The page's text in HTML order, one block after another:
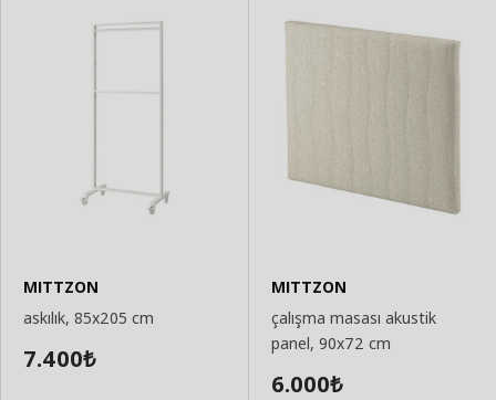
MITTZON
askılık, 85x205 cm
7.400₺
MITTZON
çalışma masası akustik
panel, 90x72 cm
6.000₺